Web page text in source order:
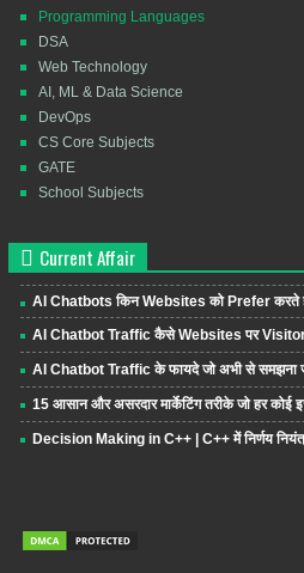
Programming Languages
DSA
Web Technology
AI, ML & Data Science
DevOps
CS Core Subjects
GATE
School Subjects
Current Affair
AI Chatbots किन Websites को Prefer करते
AI Chatbot Traffic कैसे Websites पर
AI Chatbot Traffic के फायदे जो अभी से समझना
15 आसान और असरदार मार्केटिंग तरीके जो हर कोई
Decision Making in C++ | C++ में निर्णय